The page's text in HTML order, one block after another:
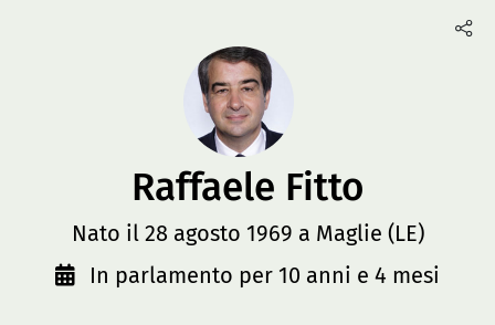
Raffaele Fitto
Nato il 28 agosto 1969 a Maglie (LE)
In parlamento per 10 anni e 4 mesi